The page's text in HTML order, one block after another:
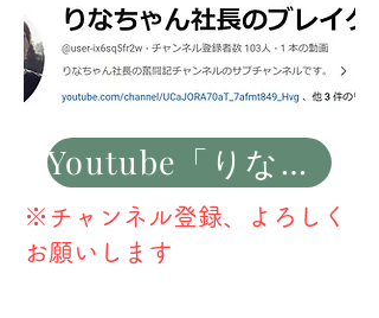
Youtube「りなちゃん社長のブレークタイム」
​※チャンネル登録、よろしく
お願いします